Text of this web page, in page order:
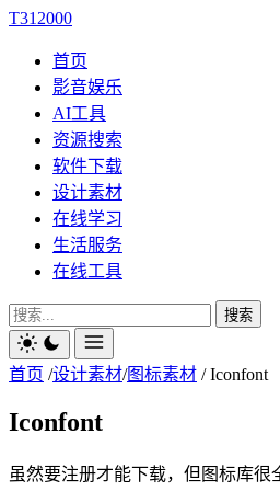
T312000
首页
影音娱乐
AI工具
资源搜索
软件下载
设计素材
在线学习
生活服务
在线工具
搜索
首页 /设计素材/图标素材 / Iconfont
Iconfont
虽然要注册才能下载，但图标库很